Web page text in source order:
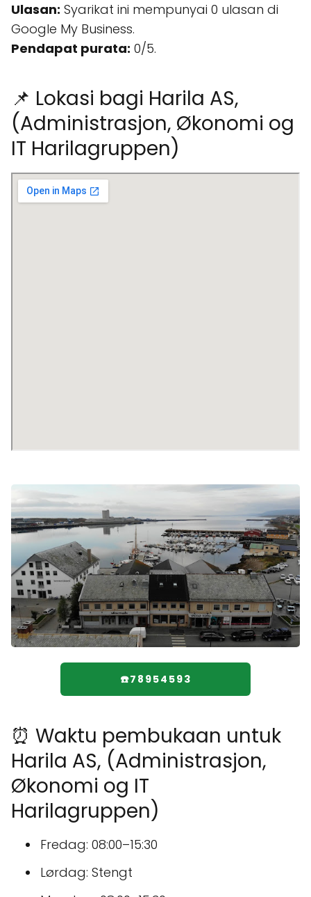
Ulasan: Syarikat ini mempunyai 0 ulasan di
Google My Business.
Pendapat purata: 0/5.
📌 Lokasi bagi Harila AS,
(Administrasjon, Økonomi og
IT Harilagruppen)
☎️78954593
⏰ Waktu pembukaan untuk
Harila AS, (Administrasjon,
Økonomi og IT
Harilagruppen)
Fredag: 08:00–15:30
Lørdag: Stengt